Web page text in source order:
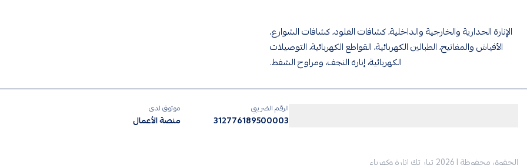
الإنارة الجدارية والخارجية والداخلية، كشافات الفلود، كشافات الشوارع،
الأفياش والمفاتيح، الطبالين الكهربائية، القواطع الكهربائية، التوصيلات
الكهربائية، إنارة النجف، ومراوح الشفط.
الرقم الضريبي
312776189500003
موثوق لدى
منصة الأعمال
الحقوق محفوظة | 2026 تيار تك إنارة وكهرباء